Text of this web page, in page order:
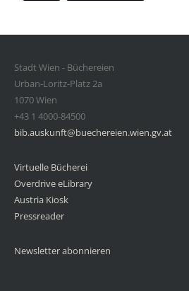
Stadt Wien - Büchereien
Urban-Loritz-Platz 2a
1070 Wien
+43 1 4000-84500
bib.auskunft@buechereien.wien.gv.at
Virtuelle Bücherei
Overdrive eLibrary
Austria Kiosk
Pressreader
Newsletter abonnieren